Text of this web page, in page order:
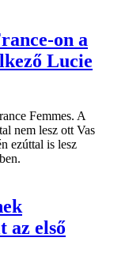
on a
Lucie
Femmes. A
nem lesz ott Vas
ezúttal is lesz
az első